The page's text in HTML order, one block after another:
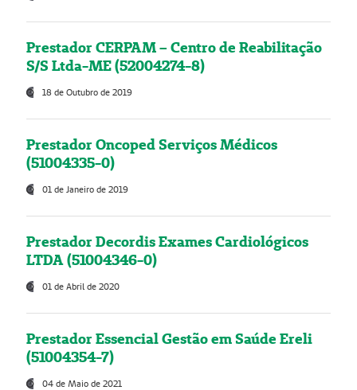
Prestador CERPAM – Centro de Reabilitação
S/S Ltda-ME (52004274-8)
18 de Outubro de 2019
Prestador Oncoped Serviços Médicos
(51004335-0)
01 de Janeiro de 2019
Prestador Decordis Exames Cardiológicos
LTDA (51004346-0)
01 de Abril de 2020
Prestador Essencial Gestão em Saúde Ereli
(51004354-7)
04 de Maio de 2021